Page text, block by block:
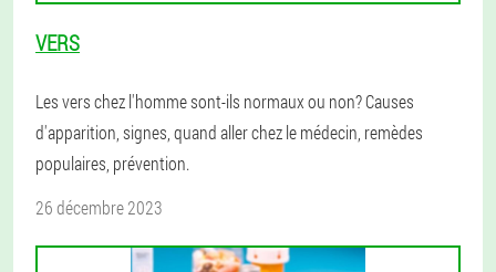
VERS
Les vers chez l'homme sont-ils normaux ou non? Causes
d'apparition, signes, quand aller chez le médecin, remèdes
populaires, prévention.
26 décembre 2023